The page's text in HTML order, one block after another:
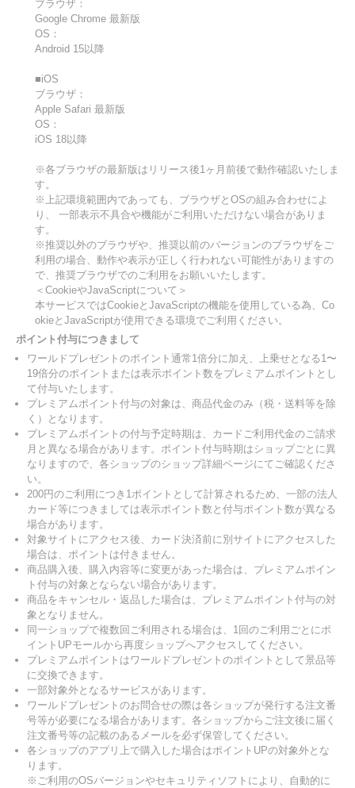
ブラウザ：
Google Chrome 最新版
OS：
Android 15以降
■iOS
ブラウザ：
Apple Safari 最新版
OS：
iOS 18以降
※各ブラウザの最新版はリリース後1ヶ月前後で動作確認いたしま
す。
※上記環境範囲内であっても、ブラウザとOSの組み合わせによ
り、 一部表示不具合や機能がご利用いただけない場合がありま
す。
※推奨以外のブラウザや、推奨以前のバージョンのブラウザをご
利用の場合、動作や表示が正しく行われない可能性がありますの
で、推奨ブラウザでのご利用をお願いいたします。
＜CookieやJavaScriptについて＞
本サービスではCookieとJavaScriptの機能を使用している為、Co
okieとJavaScriptが使用できる環境でご利用ください。
ポイント付与につきまして
ワールドプレゼントのポイント通常1倍分に加え、上乗せとなる1〜
19倍分のポイントまたは表示ポイント数をプレミアムポイントとし
て付与いたします。
プレミアムポイント付与の対象は、商品代金のみ（税・送料等を除
く）となります。
プレミアムポイントの付与予定時期は、カードご利用代金のご請求
月と異なる場合があります。ポイント付与時期はショップごとに異
なりますので、各ショップのショップ詳細ページにてご確認くださ
い。
200円のご利用につき1ポイントとして計算されるため、一部の法人
カード等につきましては表示ポイント数と付与ポイント数が異なる
場合があります。
対象サイトにアクセス後、カード決済前に別サイトにアクセスした
場合は、ポイントは付きません。
商品購入後、購入内容等に変更があった場合は、プレミアムポイン
ト付与の対象とならない場合があります。
商品をキャンセル・返品した場合は、プレミアムポイント付与の対
象となりません。
同一ショップで複数回ご利用される場合は、1回のご利用ごとにポ
イントUPモールから再度ショップへアクセスしてください。
プレミアムポイントはワールドプレゼントのポイントとして景品等
に交換できます。
一部対象外となるサービスがあります。
ワールドプレゼントのお問合せの際は各ショップが発行する注文番
号等が必要になる場合があります。各ショップからご注文後に届く
注文番号等の記載のあるメールを必ず保管してください。
各ショップのアプリ上で購入した場合はポイントUPの対象外とな
ります。
※ご利用のOSバージョンやセキュリティソフトにより、自動的に